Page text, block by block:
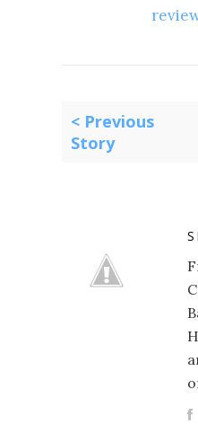
< Previous
Story